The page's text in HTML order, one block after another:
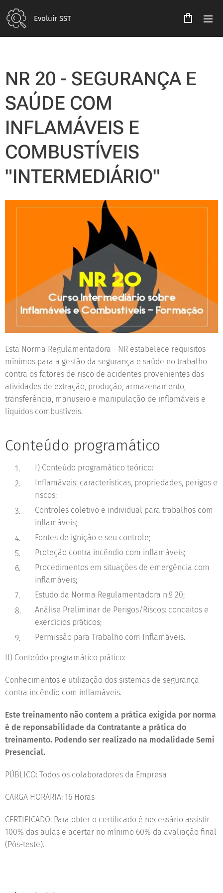
Evoluir SST
NR 20 - SEGURANÇA E
SAÚDE COM
INFLAMÁVEIS E
COMBUSTÍVEIS
"INTERMEDIÁRIO"
Esta Norma Regulamentadora - NR estabelece requisitos
mínimos para a gestão da segurança e saúde no trabalho
contra os fatores de risco de acidentes provenientes das
atividades de extração, produção, armazenamento,
transferência, manuseio e manipulação de inflamáveis e
líquidos combustíveis.
Conteúdo programático
I) Conteúdo programático teórico:
Inflamáveis: características, propriedades, perigos e
riscos;
Controles coletivo e individual para trabalhos com
inflamáveis;
Fontes de ignição e seu controle;
Proteção contra incêndio com inflamáveis;
Procedimentos em situações de emergência com
inflamáveis;
Estudo da Norma Regulamentadora n.º 20;
Análise Preliminar de Perigos/Riscos: conceitos e
exercícios práticos;
Permissão para Trabalho com Inflamáveis.
II) Conteúdo programático prático:
Conhecimentos e utilização dos sistemas de segurança
contra incêndio com inflamáveis.
Este treinamento não contem a prática exigida por norma
é de reponsabilidade da Contratante a prática do
treinamento. Podendo ser realizado na modalidade Semi
Presencial.
PÚBLICO: Todos os colaboradores da Empresa
CARGA HORÁRIA: 16 Horas
CERTIFICADO: Para obter o certificado é necessário assistir
100% das aulas e acertar no mínimo 60% da avaliação final
(Pós-teste).